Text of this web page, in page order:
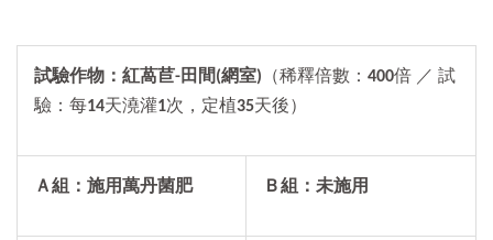
試驗作物：紅萵苣-田間(網室) （稀釋倍數： 400倍 ／ 試
驗：每14天澆灌1次，定植35天後）
Ａ組：施用萬丹菌肥 Ｂ組：未施用